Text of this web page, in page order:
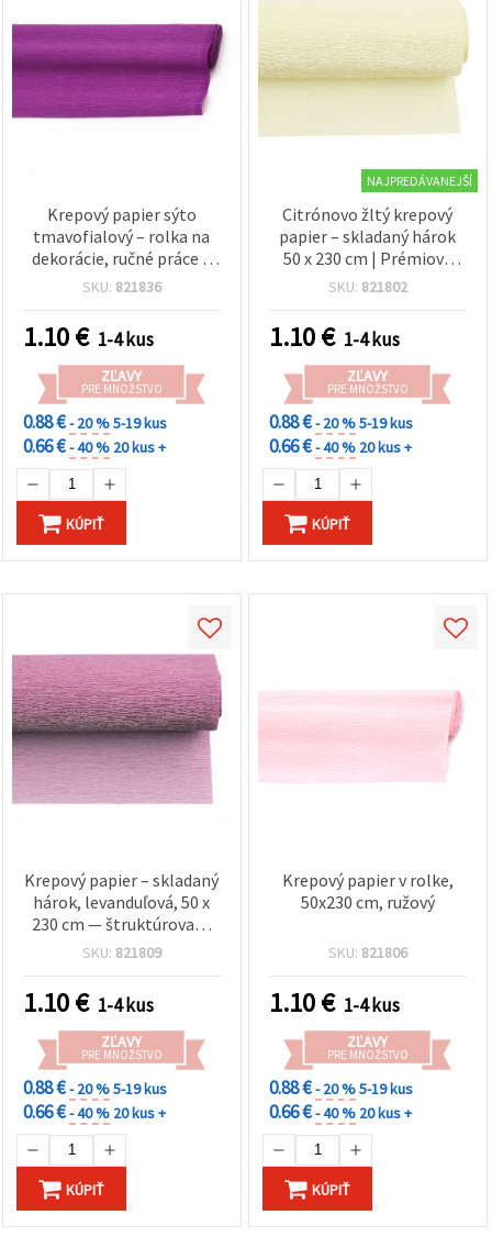
Krepový papier sýto
tmavofialový – rolka na
dekorácie, ručné práce a
DIY, 50 × 230 cm
SKU: 821836
1.10€ 1-4 kus
ZĽAVY
PRE MNOŽSTVO
0.88 €- 20 %5-19 kus
0.66 €- 40 % 20 kus +
KÚPIŤ
NAJPREDÁVANEJŠÍ
Citrónovo žltý krepový
papier – skladaný hárok
50 x 230 cm | Prémiové
kreatívne potreby na DIY,
darčekové balenie a párty
dekorácie
SKU: 821802
1.10€ 1-4 kus
ZĽAVY
PRE MNOŽSTVO
0.88 €- 20 %5-19 kus
0.66 €- 40 % 20 kus +
KÚPIŤ
Krepový papier – skladaný
hárok, levanduľová, 50 x
230 cm — štruktúrovaný
kreatívny papier na DIY,
kvety, balenie darčekov a
párty dekorácie
SKU: 821809
1.10€ 1-4 kus
ZĽAVY
PRE MNOŽSTVO
0.88 €- 20 %5-19 kus
0.66 €- 40 % 20 kus +
KÚPIŤ
Krepový papier v rolke,
50x230 cm, ružový
SKU: 821806
1.10€ 1-4 kus
ZĽAVY
PRE MNOŽSTVO
0.88 €- 20 %5-19 kus
0.66 €- 40 % 20 kus +
KÚPIŤ